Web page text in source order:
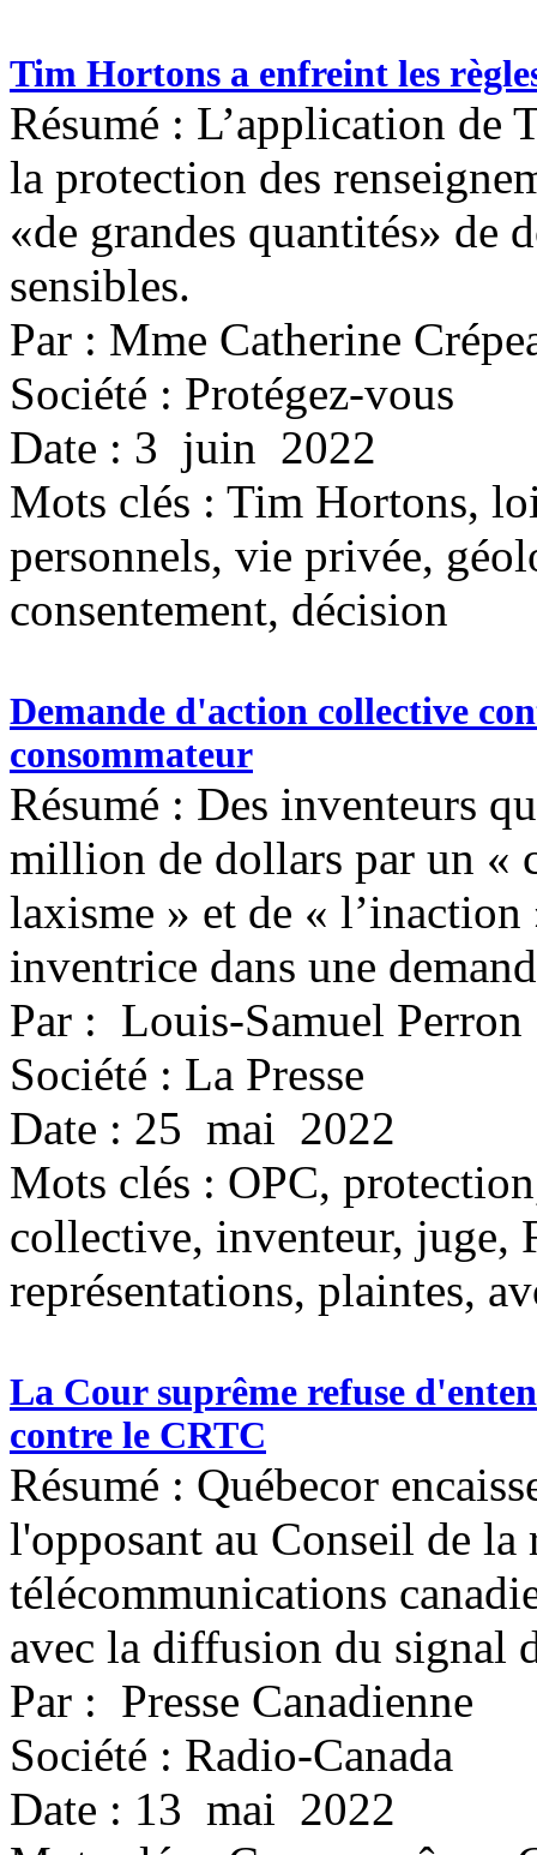
Tim Hortons a enfreint les
Résumé : L’application de
la protection des
«de grandes quantités» de
sensibles.
Par : Mme Catherine
Société : Protégez-vous
Date : 3 juin 2022
Mots clés : Tim Hortons,
personnels, vie privée,
consentement, décision
Demande d'action collective
consommateur
Résumé : Des inventeurs
million de dollars par un «
laxisme » et de « l’inaction
inventrice dans une
Par : Louis-Samuel Perron
Société : La Presse
Date : 25 mai 2022
Mots clés : OPC,
collective, inventeur, juge,
représentations, plaintes,
La Cour suprême refuse
contre le CRTC
Résumé : Québecor
l'opposant au Conseil de
télécommunications
avec la diffusion du signal
Par : Presse Canadienne
Société : Radio-Canada
Date : 13 mai 2022